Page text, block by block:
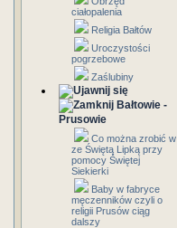
ciałopalenia
Religia Bałtów
Uroczystości
pogrzebowe
Zaślubiny
Bałtowie -
Prusowie
Co można zrobić w
ze Świętą Lipką przy
pomocy Świętej
Siekierki
Baby w fabryce
męczenników czyli o
religii Prusów ciąg
dalszy